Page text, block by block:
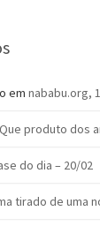
em nababu.org,
Que produto dos
do dia – 20/02
tirado de uma